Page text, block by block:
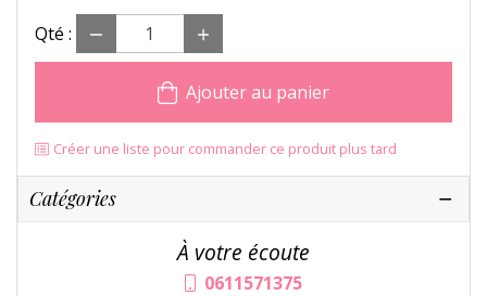
Qté :
Ajouter au panier
Créer une liste pour commander ce produit plus tard
Catégories
À votre écoute
0611571375